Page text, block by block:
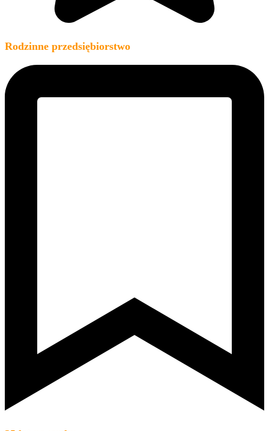
Rodzinne przedsiębiorstwo